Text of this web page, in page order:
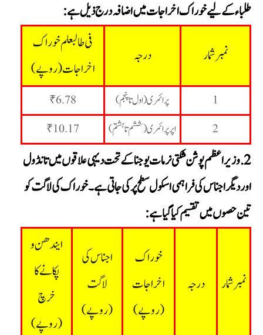
طلباء کے لیے خوراک اخراجات میں اضافہ درج ذیل ہے:
نمبر شمار درجہ
فی طالبعلم خوراک
اخراجات (روپے)
1 پرائمری (اول تا پنجم)
₹6.78
2
اپر پرائمری (ششم تا ہشتم) ₹10.17
وزیراعظم پوشن شکتی نرمات یوجنا کے تحت دیہی علاقوں میں تانڈول
اور دیگر اجناس کی فراہمی اسکول سطح پر کی جاتی ہے۔ خوراک کی لاگت کو
تین حصوں میں تقسیم کیا گیا ہے:
نمبر شمار درجہ
خوراک
اخراجات
(روپے)
اجناس کی
لاگت
(روپے)
ایندھن و
پکانے کا
خرچ
(روپے)